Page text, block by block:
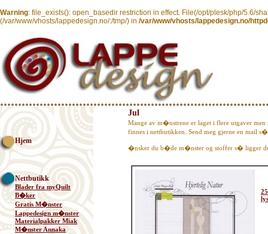
Warning: file_exists(): open_basedir restriction in effect. File(/opt/plesk/php/5.6/
(/var/www/vhosts/lappedesign.no/:/tmp/) in /var/www/vhosts/lappedesign.no/
Hjem
Nettbutikk
Blader fra myQuilt
B�ker
Gratis M�nster
Lappedesign m�nster
Materialpakker Miak
M�nster Annaka
Jul
Mange av m�nstrene er laget i flere utgaver
finnes i nettbutikken. Send meg gjerne en mail
�nsker du b�de m�nster og stoffer s� ligger
lys